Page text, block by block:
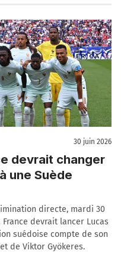
30 juin 2026
devrait changer
une Suède
directe, mardi 30
devrait lancer Lucas
suédoise compte de son
de Viktor Gyökeres.